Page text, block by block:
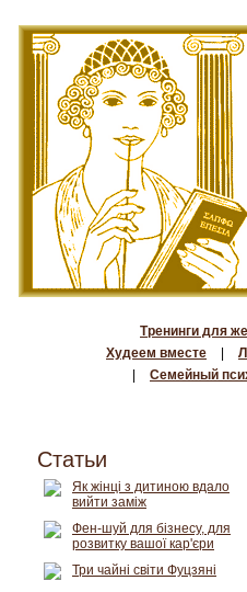
Тренинги для
Худеем вместе
Семейный
Статьи
Як жінці з дитиною вдало
вийти заміж
Фен-шуй для бізнесу, для
розвитку вашої кар'єри
Три чайні світи Фуцзяні